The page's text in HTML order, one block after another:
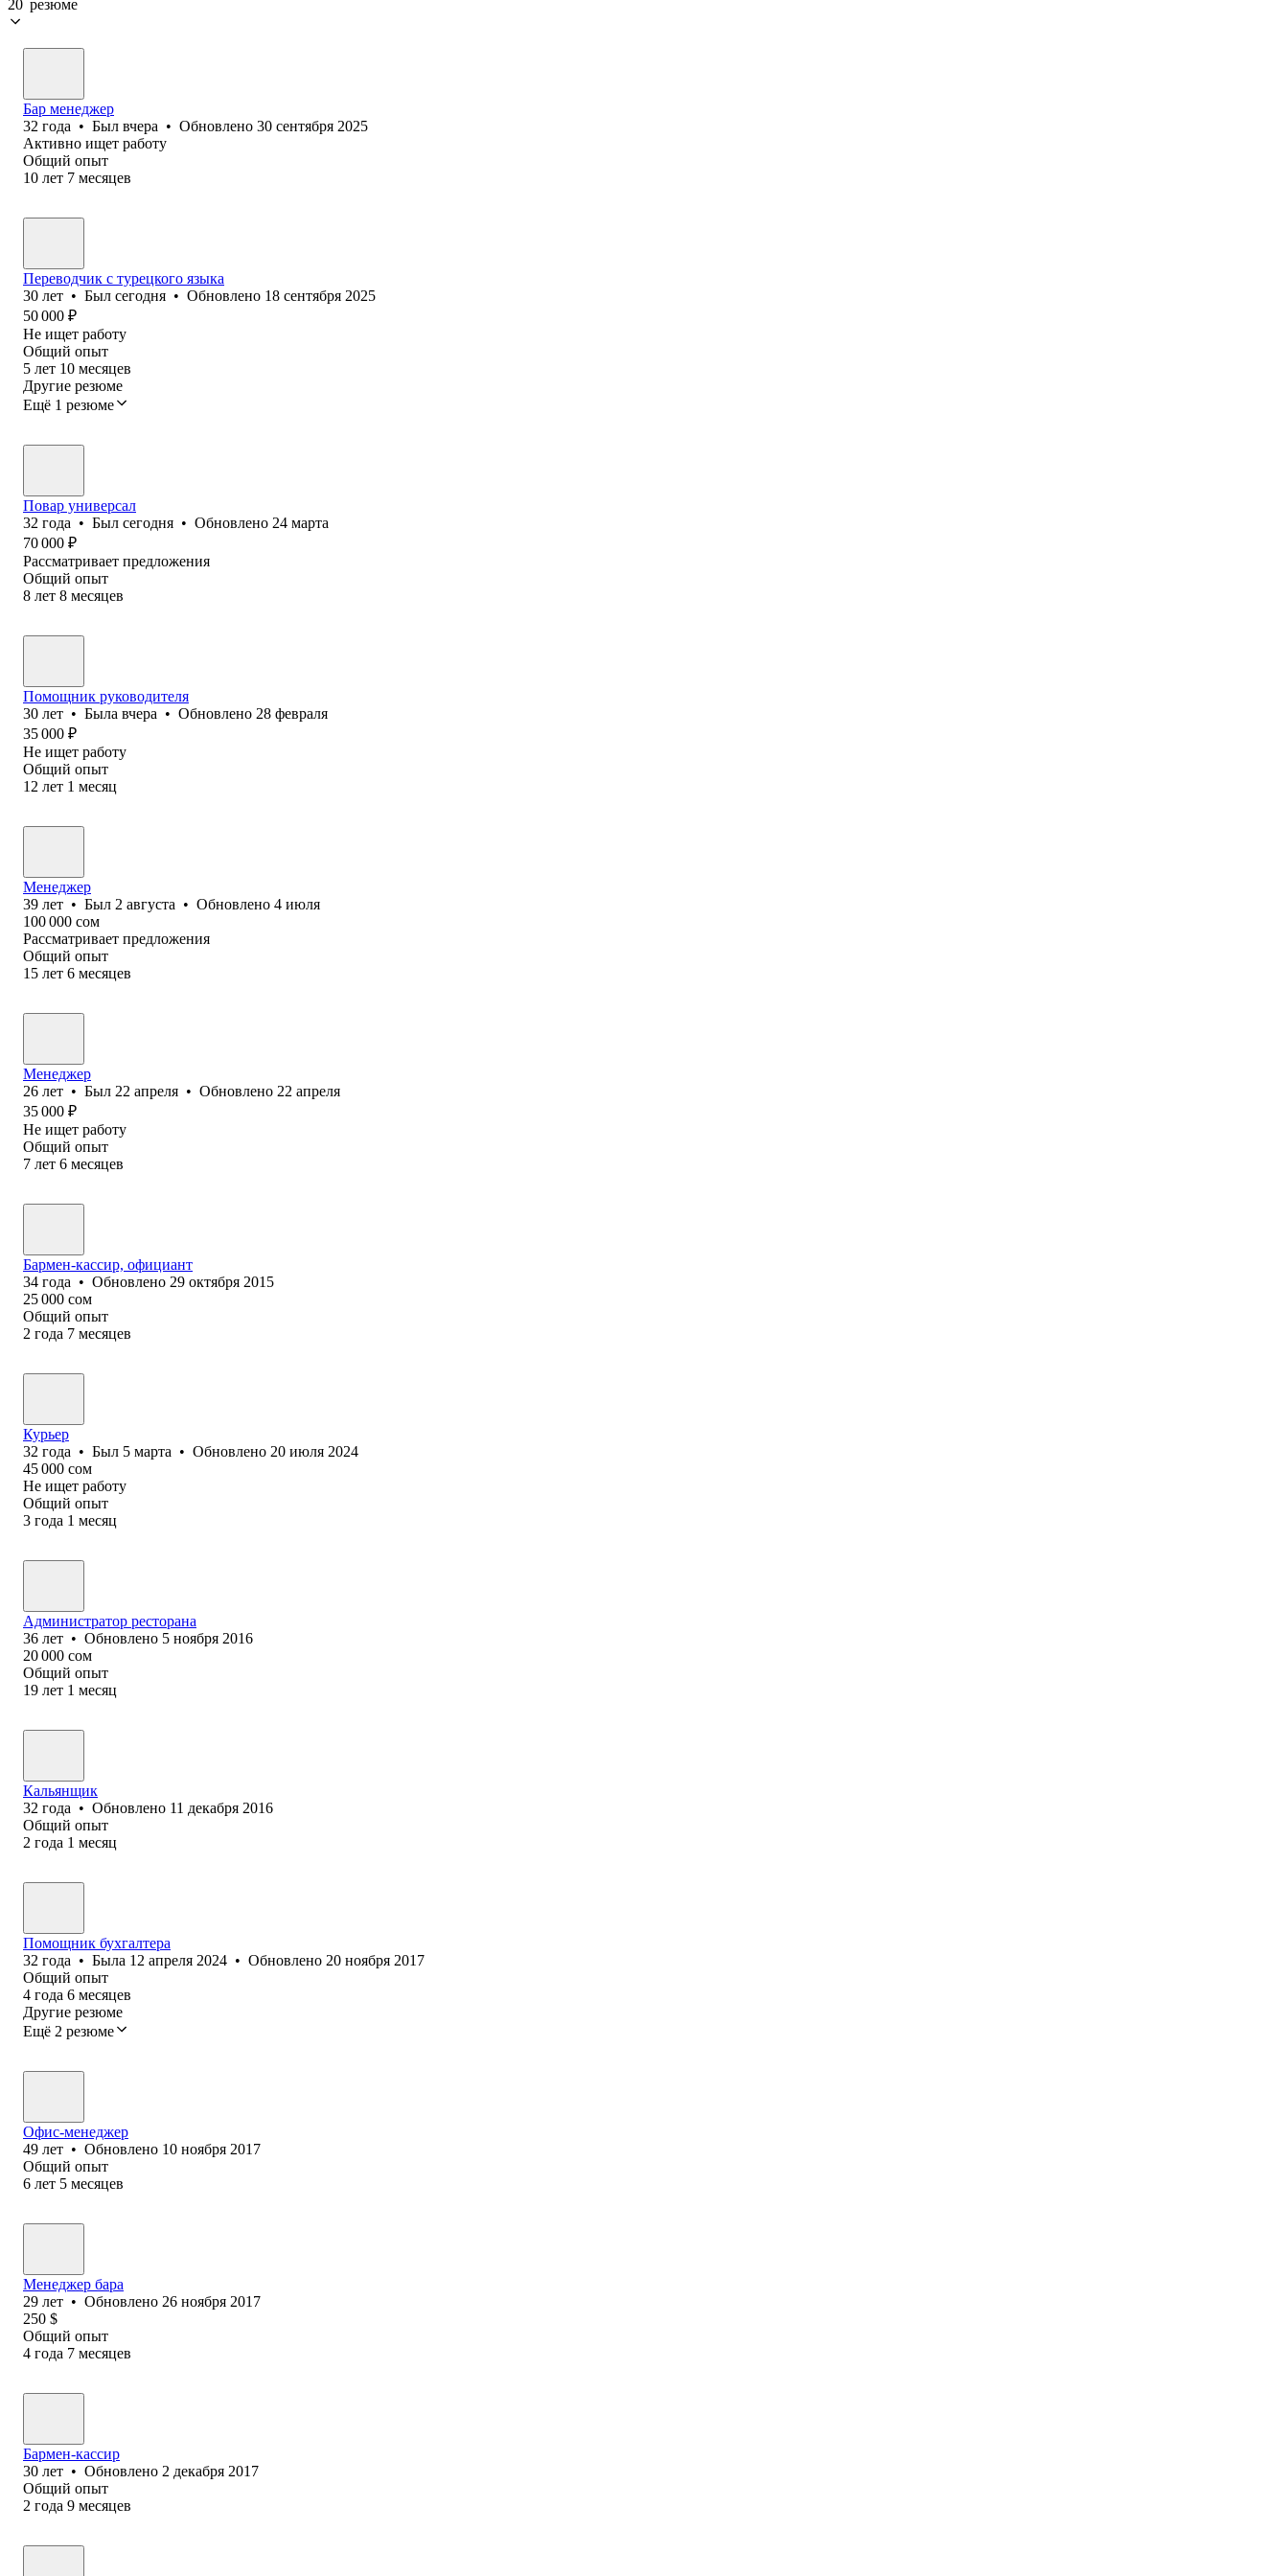
20 резюме
Бар менеджер
32 года • Был вчера • Обновлено 30 сентября 2025
Активно ищет работу
Общий опыт
10 лет 7 месяцев
Переводчик с турецкого языка
30 лет • Был сегодня • Обновлено 18 сентября 2025
50 000 ₽
Не ищет работу
Общий опыт
5 лет 10 месяцев
Другие резюме
Ещё 1 резюме
Повар универсал
32 года • Был сегодня • Обновлено 24 марта
70 000 ₽
Рассматривает предложения
Общий опыт
8 лет 8 месяцев
Помощник руководителя
30 лет • Была вчера • Обновлено 28 февраля
35 000 ₽
Не ищет работу
Общий опыт
12 лет 1 месяц
Менеджер
39 лет • Был 2 августа • Обновлено 4 июля
100 000 сом
Рассматривает предложения
Общий опыт
15 лет 6 месяцев
Менеджер
26 лет • Был 22 апреля • Обновлено 22 апреля
35 000 ₽
Не ищет работу
Общий опыт
7 лет 6 месяцев
Бармен-кассир, официант
34 года • Обновлено 29 октября 2015
25 000 сом
Общий опыт
2 года 7 месяцев
Курьер
32 года • Был 5 марта • Обновлено 20 июля 2024
45 000 сом
Не ищет работу
Общий опыт
3 года 1 месяц
Администратор ресторана
36 лет • Обновлено 5 ноября 2016
20 000 сом
Общий опыт
19 лет 1 месяц
Кальянщик
32 года • Обновлено 11 декабря 2016
Общий опыт
2 года 1 месяц
Помощник бухгалтера
32 года • Была 12 апреля 2024 • Обновлено 20 ноября 2017
Общий опыт
4 года 6 месяцев
Другие резюме
Ещё 2 резюме
Офис-менеджер
49 лет • Обновлено 10 ноября 2017
Общий опыт
6 лет 5 месяцев
Менеджер бара
29 лет • Обновлено 26 ноября 2017
250 $
Общий опыт
4 года 7 месяцев
Бармен-кассир
30 лет • Обновлено 2 декабря 2017
Общий опыт
2 года 9 месяцев